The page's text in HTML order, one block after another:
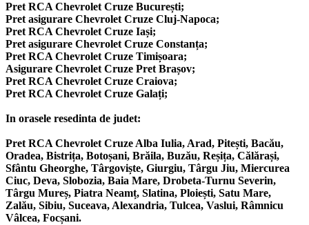
Pret RCA Chevrolet Cruze București;
Pret asigurare Chevrolet Cruze Cluj-Napoca;
Pret RCA Chevrolet Cruze Iași;
Pret asigurare Chevrolet Cruze Constanța;
Pret RCA Chevrolet Cruze Timișoara;
Asigurare Chevrolet Cruze Pret Brașov;
Pret RCA Chevrolet Cruze Craiova;
Pret RCA Chevrolet Cruze Galați;
In orasele resedinta de judet:
Pret RCA Chevrolet Cruze Alba Iulia, Arad, Pitești, Bacău,
Oradea, Bistrița, Botoșani, Brăila, Buzău, Reșița, Călărași,
Sfântu Gheorghe, Târgoviște, Giurgiu, Târgu Jiu, Miercurea
Ciuc, Deva, Slobozia, Baia Mare, Drobeta-Turnu Severin,
Târgu Mureș, Piatra Neamț, Slatina, Ploiești, Satu Mare,
Zalău, Sibiu, Suceava, Alexandria, Tulcea, Vaslui, Râmnicu
Vâlcea, Focșani.